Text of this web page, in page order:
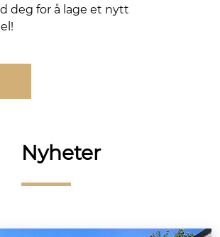
deg for å lage et nytt
Nyheter